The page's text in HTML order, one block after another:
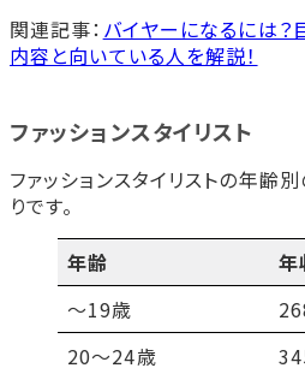
関連記事： バイヤーになるには？
内容と向いている人を解説！
ファッションスタイリスト
ファッションスタイリストの年齢
りです。
年齢
年
～19歳
20～24歳